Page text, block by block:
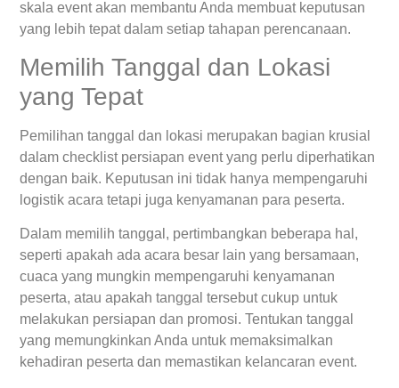
skala event akan membantu Anda membuat keputusan
yang lebih tepat dalam setiap tahapan perencanaan.
Memilih Tanggal dan Lokasi
yang Tepat
Pemilihan tanggal dan lokasi merupakan bagian krusial
dalam checklist persiapan event yang perlu diperhatikan
dengan baik. Keputusan ini tidak hanya mempengaruhi
logistik acara tetapi juga kenyamanan para peserta.
Dalam memilih tanggal, pertimbangkan beberapa hal,
seperti apakah ada acara besar lain yang bersamaan,
cuaca yang mungkin mempengaruhi kenyamanan
peserta, atau apakah tanggal tersebut cukup untuk
melakukan persiapan dan promosi. Tentukan tanggal
yang memungkinkan Anda untuk memaksimalkan
kehadiran peserta dan memastikan kelancaran event.